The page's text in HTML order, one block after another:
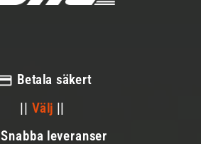
Betala säkert
|| Välj ||
Snabba leveranser